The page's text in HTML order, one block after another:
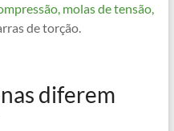
molas de tensão,
de torção.
diferem